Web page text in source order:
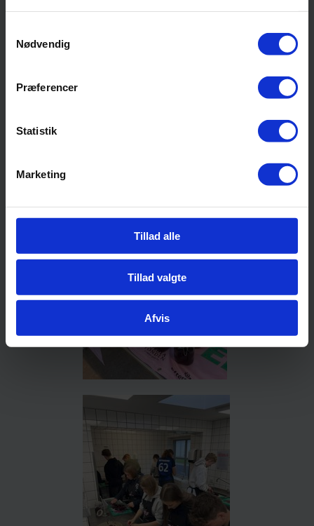
Nødvendig
Præferencer
Statistik
Marketing
Tillad alle
Tillad valgte
Afvis